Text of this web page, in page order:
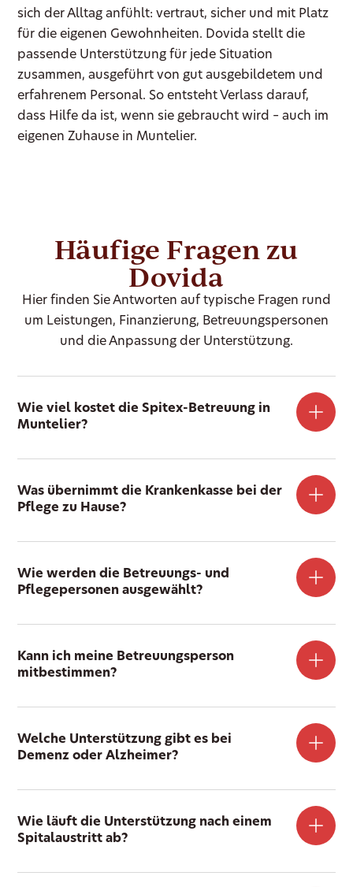
sich der Alltag anfühlt: vertraut, sicher und mit Platz
für die eigenen Gewohnheiten. Dovida stellt die
passende Unterstützung für jede Situation
zusammen, ausgeführt von gut ausgebildetem und
erfahrenem Personal. So entsteht Verlass darauf,
dass Hilfe da ist, wenn sie gebraucht wird – auch im
eigenen Zuhause in Muntelier.
Häufige Fragen zu
Dovida
Hier finden Sie Antworten auf typische Fragen rund
um Leistungen, Finanzierung, Betreuungspersonen
und die Anpassung der Unterstützung.
Wie viel kostet die Spitex-Betreuung in
Muntelier?
Was übernimmt die Krankenkasse bei der
Pflege zu Hause?
Wie werden die Betreuungs- und
Pflegepersonen ausgewählt?
Kann ich meine Betreuungsperson
mitbestimmen?
Welche Unterstützung gibt es bei
Demenz oder Alzheimer?
Wie läuft die Unterstützung nach einem
Spitalaustritt ab?